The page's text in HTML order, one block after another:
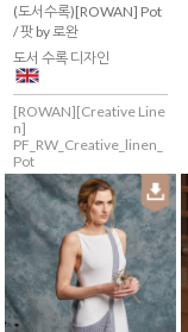
(도서수록)[ROWAN] Pot
/ 팟 by 로완
도서 수록 디자인
[ROWAN][Creative Line
n]
PF_RW_Creative_linen_
Pot